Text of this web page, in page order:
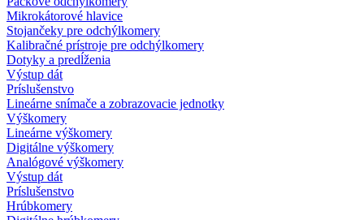
Mikrokátorové hlavice
Stojančeky pre odchýlkomery
Kalibračné prístroje pre odchýlkomery
Dotyky a predĺženia
Výstup dát
Príslušenstvo
Lineárne snímače a zobrazovacie jednotky
Výškomery
Lineárne výškomery
Digitálne výškomery
Analógové výškomery
Výstup dát
Príslušenstvo
Hrúbkomery